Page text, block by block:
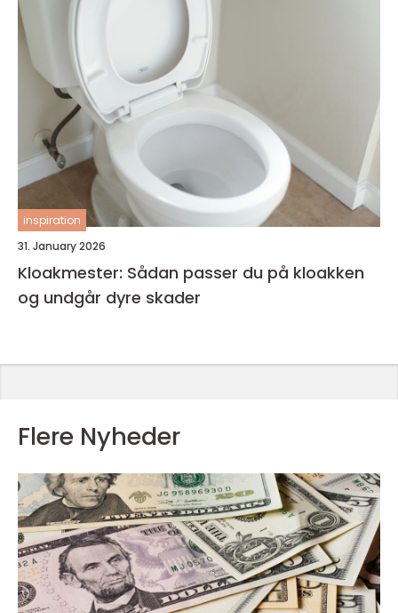
inspiration
31. January 2026
Kloakmester: Sådan passer du på kloakken
og undgår dyre skader
Flere Nyheder